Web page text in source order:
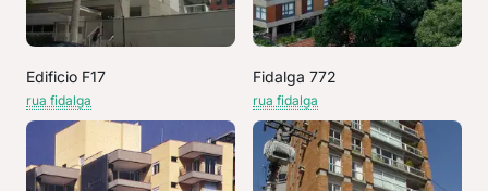
Edificio F17
rua fidalga
Fidalga 772
rua fidalga